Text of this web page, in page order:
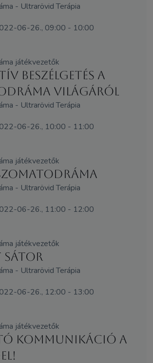
- Ultrarövid Terápia
06-26., 09:00 - 10:00
játékvezetők
beszélgetés a
világáról
- Ultrarövid Terápia
06-26., 10:00 - 11:00
játékvezetők
- Ultrarövid Terápia
06-26., 11:00 - 12:00
játékvezetők
- Ultrarövid Terápia
06-26., 12:00 - 13:00
játékvezetők
kommunikáció a